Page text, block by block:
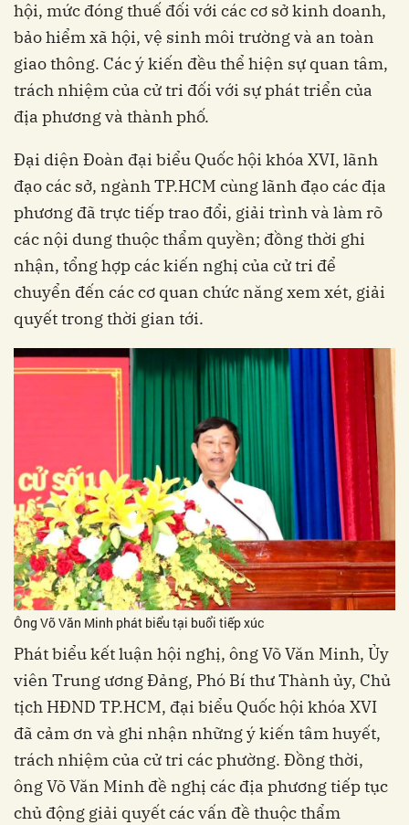
hội, mức đóng thuế đối với các cơ sở kinh doanh,
bảo hiểm xã hội, vệ sinh môi trường và an toàn
giao thông. Các ý kiến đều thể hiện sự quan tâm,
trách nhiệm của cử tri đối với sự phát triển của
địa phương và thành phố.
Đại diện Đoàn đại biểu Quốc hội khóa XVI, lãnh
đạo các sở, ngành TP.HCM cùng lãnh đạo các địa
phương đã trực tiếp trao đổi, giải trình và làm rõ
các nội dung thuộc thẩm quyền; đồng thời ghi
nhận, tổng hợp các kiến nghị của cử tri để
chuyển đến các cơ quan chức năng xem xét, giải
quyết trong thời gian tới.
Ông Võ Văn Minh phát biểu tại buổi tiếp xúc
Phát biểu kết luận hội nghị, ông Võ Văn Minh, Ủy
viên Trung ương Đảng, Phó Bí thư Thành ủy, Chủ
tịch HĐND TP.HCM, đại biểu Quốc hội khóa XVI
đã cảm ơn và ghi nhận những ý kiến tâm huyết,
trách nhiệm của cử tri các phường. Đồng thời,
ông Võ Văn Minh đề nghị các địa phương tiếp tục
chủ động giải quyết các vấn đề thuộc thẩm